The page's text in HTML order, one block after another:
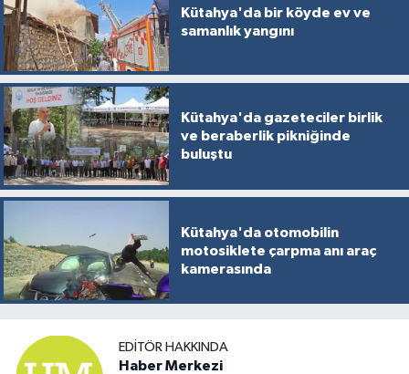
Kütahya'da bir köyde ev ve
samanlık yangını
Kütahya'da gazeteciler birlik
ve beraberlik pikniğinde
buluştu
Kütahya'da otomobilin
motosiklete çarpma anı araç
kamerasında
EDITÖR HAKKINDA
Haber Merkezi